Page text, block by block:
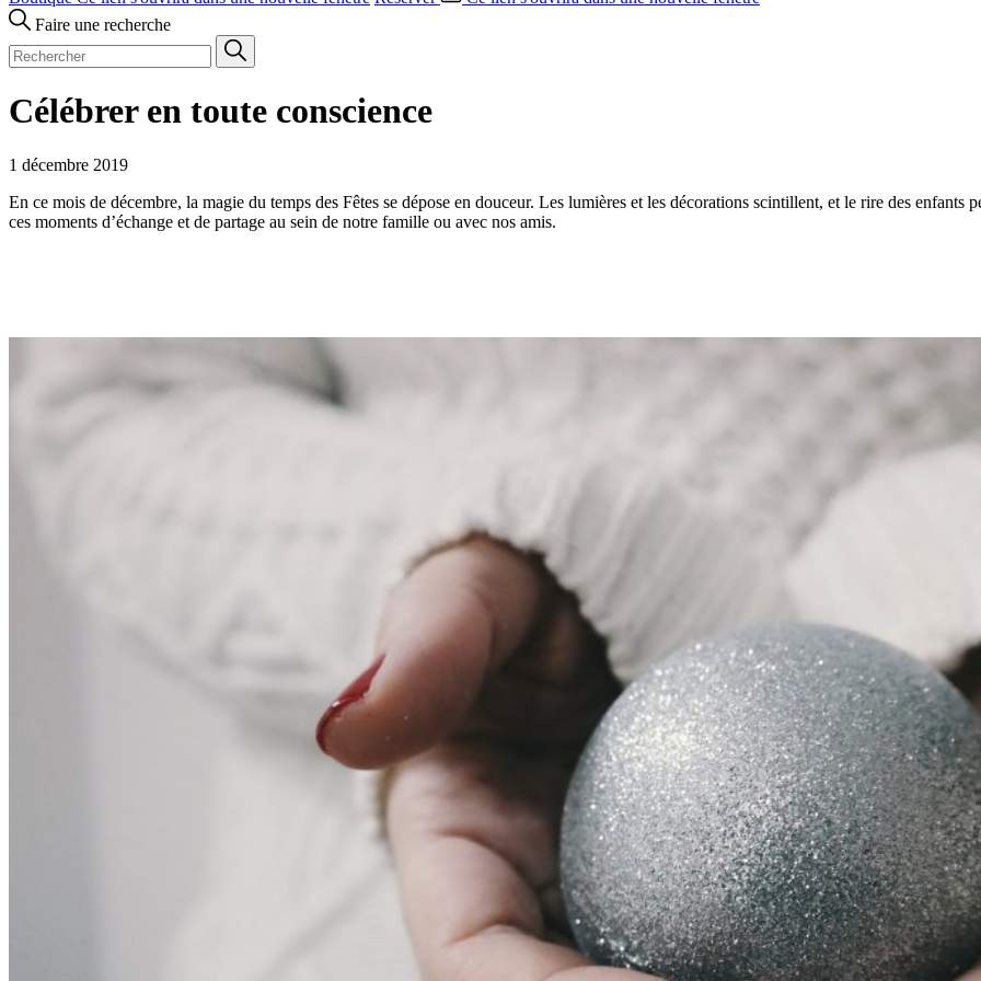
Faire une recherche
Célébrer en toute conscience
1 décembre 2019
En ce mois de décembre, la magie du temps des Fêtes se dépose en douceur. Les lumières et les décorations scintillent, et le rire des
ces moments d’échange et de partage au sein de notre famille ou avec nos amis.